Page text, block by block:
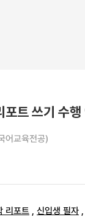
포트 쓰기 수행
어교육전공)
리포트 , 신입생 필자 ,